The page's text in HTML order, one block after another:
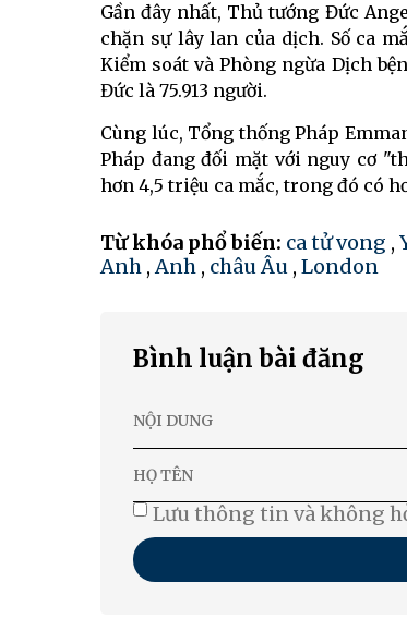
Gần đây nhất, Thủ tướng Đức
chặn sự lây lan của dịch. Số ca
Kiểm soát và Phòng ngừa Dịch
Đức là 75.913 người.
Cùng lúc, Tổng thống Pháp
Pháp đang đối mặt với nguy cơ
hơn 4,5 triệu ca mắc, trong đó có
Từ khóa phổ biến: ca tử vong ,
Anh ,Anh , châu Âu , London
Bình luận bài đăng
Lưu thông tin và không